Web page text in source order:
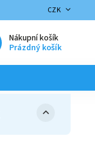
CZK
Nákupní košík
Prázdný košík